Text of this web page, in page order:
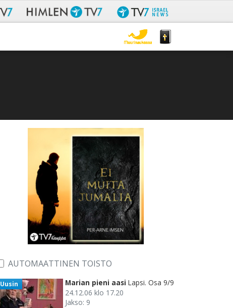
AUTOMAATTINEN TOISTO
Uusin Marian pieni aasi Lapsi. Osa 9/9
24.12.06 klo 17.20
Jakso: 9